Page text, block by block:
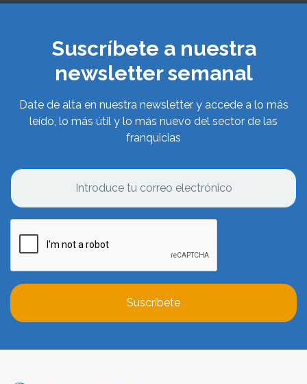
Suscríbete a nuestra
newsletter semanal
Date de alta en nuestra newsletter y accede a lo más
leído, lo más útil y lo más nuevo del sector de las
franquicias
Suscríbete